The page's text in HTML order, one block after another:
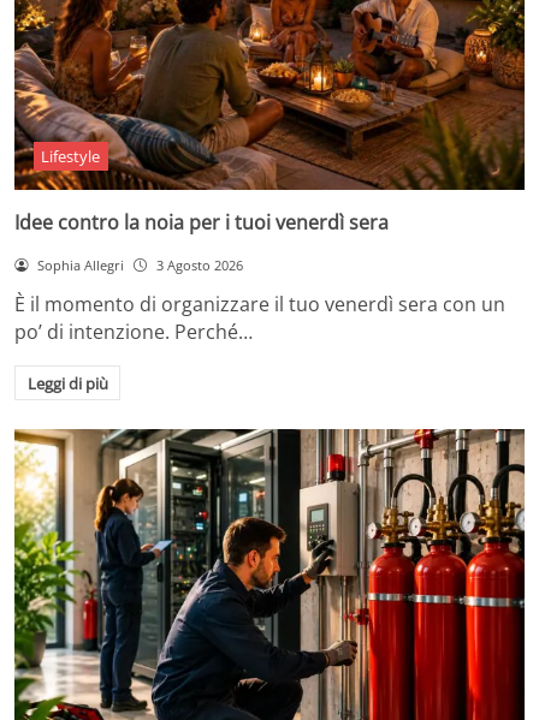
Lifestyle
Idee contro la noia per i tuoi venerdì sera
Sophia Allegri 3 Agosto 2026
È il momento di organizzare il tuo venerdì sera con un
po’ di intenzione. Perché…
Leggi di più